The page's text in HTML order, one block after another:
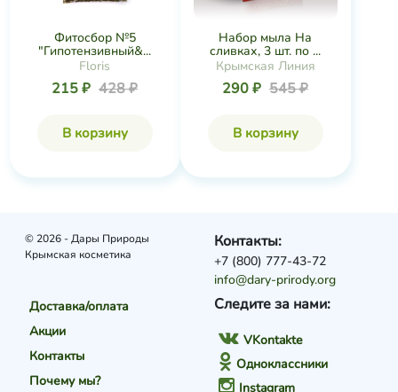
Фитосбор №5
"Гипотензивный&...
Floris
215 ₽ 428 ₽
В корзину
Набор мыла На
сливках, 3 шт. по ...
Крымская Линия
290 ₽ 545 ₽
В корзину
© 2026 - Дары Природы
Крымская косметика
Доставка/оплата
Акции
Контакты
Почему мы?
Следите за нами:
VKontakte
Одноклассники
Instagram
Контакты:
+7 (800) 777-43-72
info@dary-prirody.org